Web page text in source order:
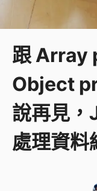
跟 Array
Object
說再見
處理資料